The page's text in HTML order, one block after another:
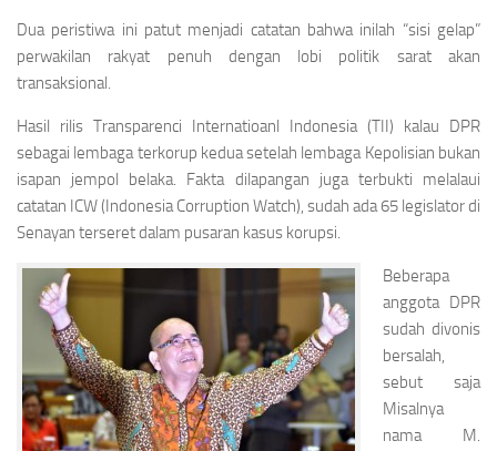
Dua peristiwa ini patut menjadi catatan bahwa inilah “sisi gelap”
perwakilan rakyat penuh dengan lobi politik sarat akan
transaksional.
Hasil rilis Transparenci Internatioanl Indonesia (TII) kalau DPR
sebagai lembaga terkorup kedua setelah lembaga Kepolisian bukan
isapan jempol belaka. Fakta dilapangan juga terbukti melalaui
catatan ICW(Indonesia Corruption Watch), sudah ada 65 legislator di
Senayan terseret dalam pusaran kasus korupsi.
Beberapa
anggota DPR
sudah divonis
bersalah,
sebut saja
Misalnya
nama M.